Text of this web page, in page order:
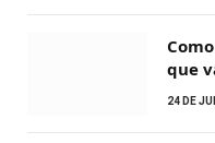
que
24 DE